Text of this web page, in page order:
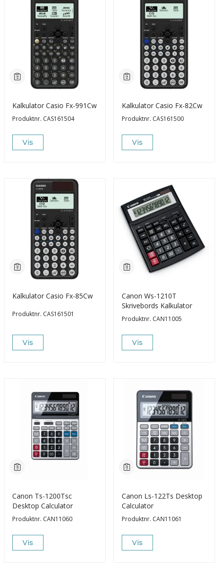
Kalkulator Casio Fx-991Cw
Produktnr. CAS161504
Vis
Kalkulator Casio Fx-82Cw
Produktnr. CAS161500
Vis
Kalkulator Casio Fx-85Cw
Produktnr. CAS161501
Vis
Canon Ws-1210T
Skrivebords Kalkulator
Produktnr. CAN11005
Vis
Canon Ts-1200Tsc
Desktop Calculator
Produktnr. CAN11060
Vis
Canon Ls-122Ts Desktop
Calculator
Produktnr. CAN11061
Vis